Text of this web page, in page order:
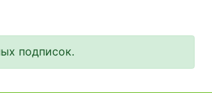
подписок.